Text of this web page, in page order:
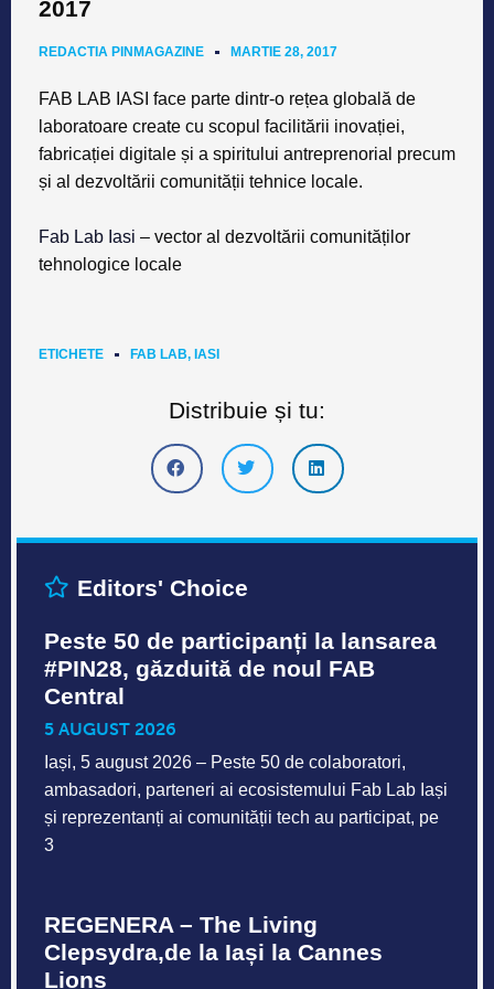
2017
REDACTIA PINMAGAZINE MARTIE 28, 2017
FAB LAB IASI face parte dintr-o rețea globală de
laboratoare create cu scopul facilitării inovației,
fabricației digitale și a spiritului antreprenorial precum
și al dezvoltării comunității tehnice locale.
Fab Lab Iasi – vector al dezvoltării comunităților
tehnologice locale
ETICHETE FAB LAB, IASI
Distribuie și tu:
Editors' Choice
Peste 50 de participanți la lansarea
#PIN28, găzduită de noul FAB
Central
5 AUGUST 2026
Iași, 5 august 2026 – Peste 50 de colaboratori,
ambasadori, parteneri ai ecosistemului Fab Lab Iași
și reprezentanți ai comunității tech au participat, pe
3
REGENERA – The Living
Clepsydra,de la Iași la Cannes
Lions